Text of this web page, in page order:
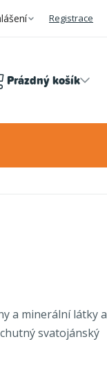
Registrace
Prázdný košík
a minerální látky a
svatojánský